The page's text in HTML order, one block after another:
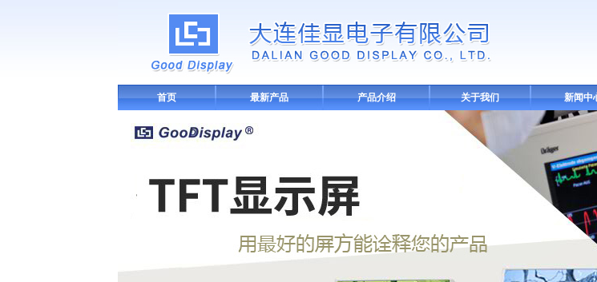
首页 最新产品 产品介绍 关于我们 新闻中